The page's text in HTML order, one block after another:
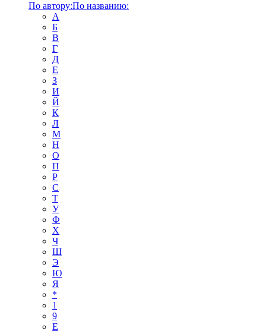
По автору:По названию:
А
Б
В
Г
Д
Е
З
И
Й
К
Л
М
Н
О
П
Р
С
Т
У
Ф
Х
Ч
Ш
Э
Ю
Я
*
1
9
E